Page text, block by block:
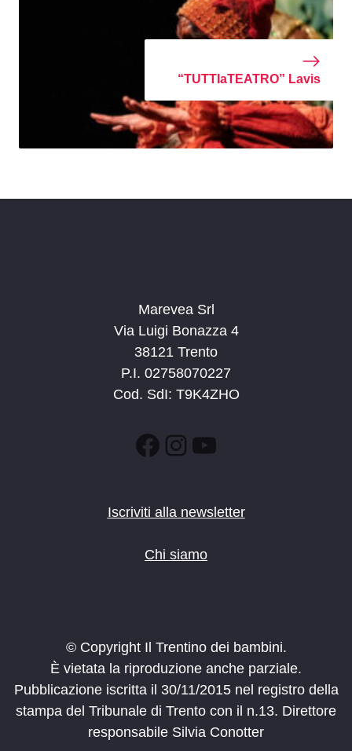
“TUTTIaTEATRO” Lavis
Marevea Srl
Via Luigi Bonazza 4
38121 Trento
P.I. 02758070227
Cod. SdI: T9K4ZHO
Facebook
Instagram
YouTube
Iscriviti alla newsletter
Chi siamo
© Copyright Il Trentino dei bambini.
È vietata la riproduzione anche parziale.
Pubblicazione iscritta il 30/11/2015 nel registro della
stampa del Tribunale di Trento con il n.13. Direttore
responsabile Silvia Conotter